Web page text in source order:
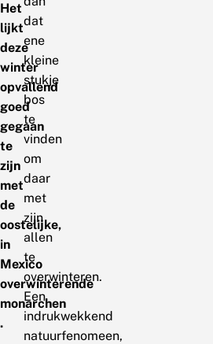
Het
lijkt
deze
winter
opvallend
goed
gegaan
te
zijn
met
de
oostelijke,
in
Mexico
overwinterende
monarchen
.
dat
ene
kleine
stukje
bos
te
vinden
om
daar
met
zijn
allen
te
overwinteren.
Een
indrukwekkend
natuurfenomeen,